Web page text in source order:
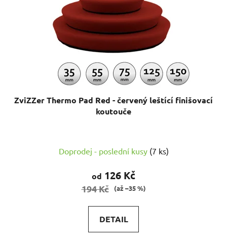
ZviZZer Thermo Pad Red - červený leštící finišovací
koutouče
Doprodej - poslední kusy (7 ks)
od 126 Kč
194 Kč (až –35 %)
DETAIL